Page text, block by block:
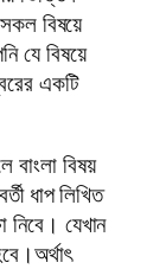
বিষয়ে
যে বিষয়ে
একটি
বাংলা বিষয়
ধাপ লিখিত
নিবে। যেখান